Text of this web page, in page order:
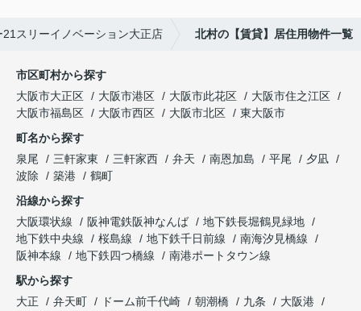
スリーイノベーション大正店 北村の【賃貸】居住用物件一覧
市区町村から探す
大阪市大正区
大阪市港区 大阪市此花区
大阪市住之江区
大阪市福島区
大阪市西区 大阪市北区
東大阪市
町名から探す
泉尾
三軒家東 三軒家西 弁天 南恩加島 平尾
夕凪
波除
築港
鶴町
沿線から探す
大阪環状線
阪神電鉄阪神なんば
地下鉄長堀鶴見緑地
地下鉄中央線
桜島線 地下鉄千日前線
南海汐見橋線
阪神本線
地下鉄四つ橋線
南港ポートタウン線
駅から探す
大正
弁天町 ドーム前千代崎 朝潮橋 九条
大阪港